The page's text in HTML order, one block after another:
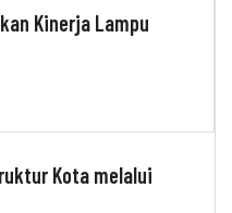
Kinerja Lampu
Kota melalui